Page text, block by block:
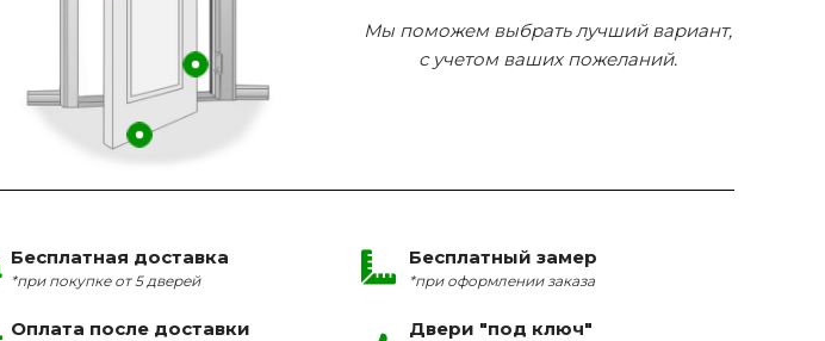
Мы поможем выбрать лучший вариант,
с учетом ваших пожеланий.
Бесплатная доставка
*при покупке от 5 дверей
Оплата после доставки
Бесплатный замер
*при оформлении заказа
Двери "под ключ"